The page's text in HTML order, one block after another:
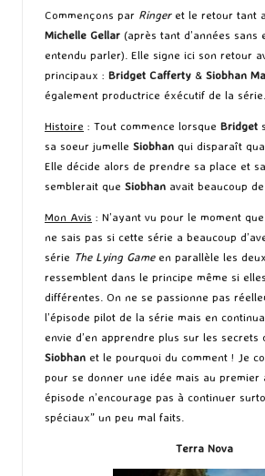
Commençons par Ringeret le retour tant
Michelle Gellar (après tant d’années sans
entendu parler). Elle signe ici son retour
principaux : Bridget Cafferty & Siobhan
également productrice éxécutif de la série.
Histoire : Tout commence lorsque Bridget
sa soeur jumelle Siobhan qui disparaît
Elle décide alors de prendre sa place et
semblerait que Siobhan avait beaucoup de
Mon Avis : N’ayant vu pour le moment
ne sais pas si cette série a beaucoup
série The Lying Gameen parallèle les
ressemblent dans le principe même si
différentes. On ne se passionne pas
l’épisode pilot de la série mais en
envie d’en apprendre plus sur les secrets
Siobhan et le pourquoi du comment ! Je
pour se donner une idée mais au premier
épisode n’encourage pas à continuer
spéciaux” un peu mal faits.
Terra Nova